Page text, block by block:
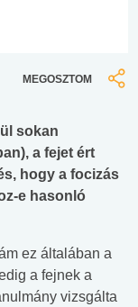
MEGOSZTOM
sokan
a fejet ért
hogy a focizás
e hasonló
ez általában a
a fejnek a
vizsgálta